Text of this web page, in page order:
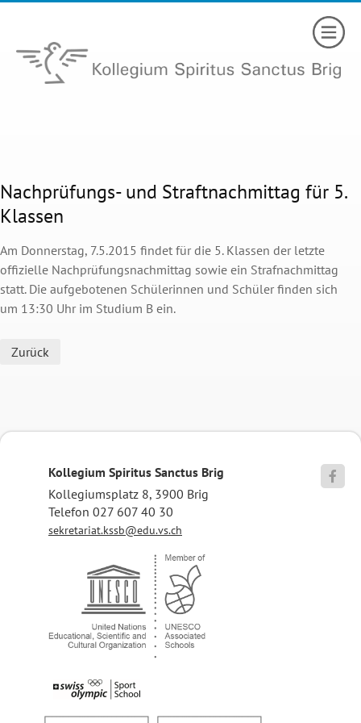
Nachprüfungs- und Straftnachmittag für 5.
Klassen
Am Donnerstag, 7.5.2015 findet für die 5. Klassen der letzte
offizielle Nachprüfungsnachmittag sowie ein Strafnachmittag
statt. Die aufgebotenen Schülerinnen und Schüler finden sich
um 13:30 Uhr im Studium B ein.
Zurück
Kollegium Spiritus Sanctus Brig
Kollegiumsplatz 8, 3900 Brig
Telefon 027 607 40 30
sekretariat.kssb@edu.vs.ch
